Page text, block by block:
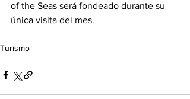
of the Seas será fondeado durante su
única visita del mes.
Turismo